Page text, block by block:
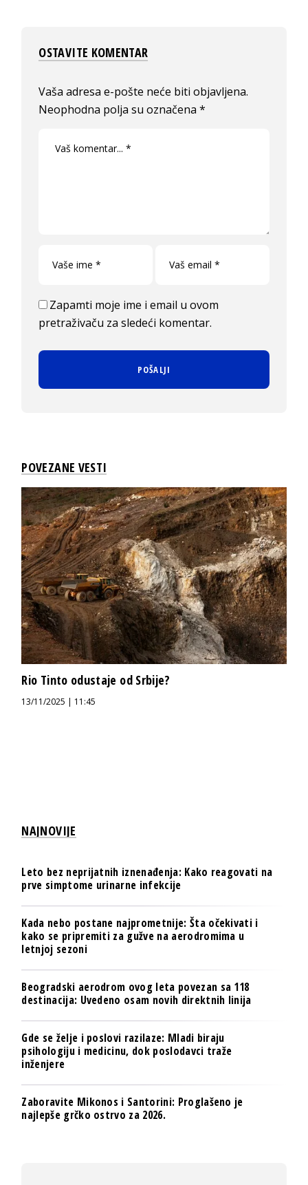
OSTAVITE KOMENTAR
Vaša adresa e-pošte neće biti objavljena.
Neophodna polja su označena*
Zapamti moje ime i email u ovom
pretraživaču za sledeći komentar.
POVEZANE VESTI
Rio Tinto odustaje od Srbije?
13/11/2025 | 11:45
NAJNOVIJE
Leto bez neprijatnih iznenađenja: Kako reagovati na
prve simptome urinarne infekcije
Kada nebo postane najprometnije: Šta očekivati i
kako se pripremiti za gužve na aerodromima u
letnjoj sezoni
Beogradski aerodrom ovog leta povezan sa 118
destinacija: Uvedeno osam novih direktnih linija
Gde se želje i poslovi razilaze: Mladi biraju
psihologiju i medicinu, dok poslodavci traže
inženjere
Zaboravite Mikonos i Santorini: Proglašeno je
najlepše grčko ostrvo za 2026.